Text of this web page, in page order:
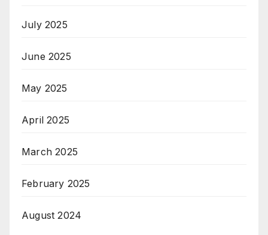
July 2025
June 2025
May 2025
April 2025
March 2025
February 2025
August 2024